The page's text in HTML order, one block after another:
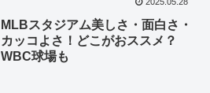
MLBスタジアム美しさ・面白さ・
カッコよさ！どこがおススメ？
WBC球場も